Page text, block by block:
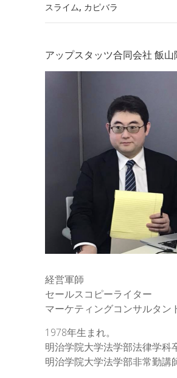
スライム, カピバラ
アップスタッツ合同会社 飯山
経営軍師
セールスコピーライター
マーケティングコンサルタン
1978年生まれ。
明治学院大学法学部法律学科
明治学院大学法学部非常勤講